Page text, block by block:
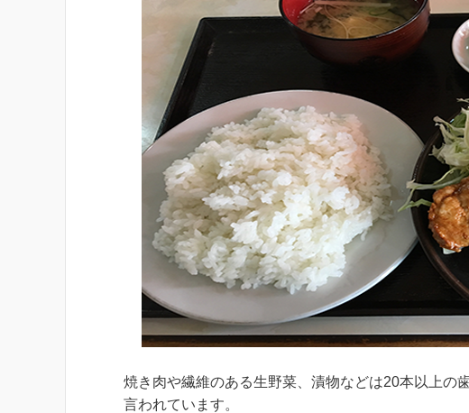
焼き肉や繊維のある生野菜、漬物などは20本以上の
言われています。